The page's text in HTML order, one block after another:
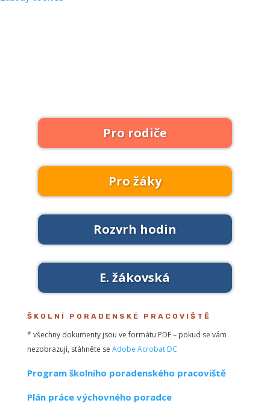
Pro rodiče
Pro žáky
Rozvrh hodin
E. žákovská
ŠKOLNÍ PORADENSKÉ PRACOVIŠTĚ
* všechny dokumenty jsou ve formátu PDF – pokud se vám
nezobrazují, stáhněte se Adobe Acrobat DC
Program školního poradenského pracoviště
Plán práce výchovného poradce